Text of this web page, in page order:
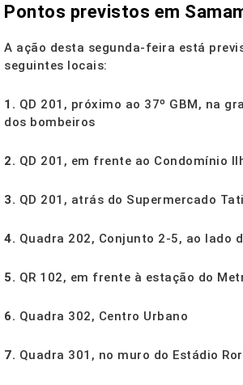
Pontos previstos em
A ação desta segunda-feira está
seguintes locais:
1. QD 201, próximo ao 37º GBM, na
dos bombeiros
2. QD 201, em frente ao Condomínio
3. QD 201, atrás do Supermercado
4. Quadra 202, Conjunto 2-5, ao lado
5. QR 102, em frente à estação do
6. Quadra 302, Centro Urbano
7. Quadra 301, no muro do Estádio